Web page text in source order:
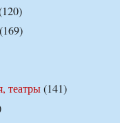
(169)
театры(141)